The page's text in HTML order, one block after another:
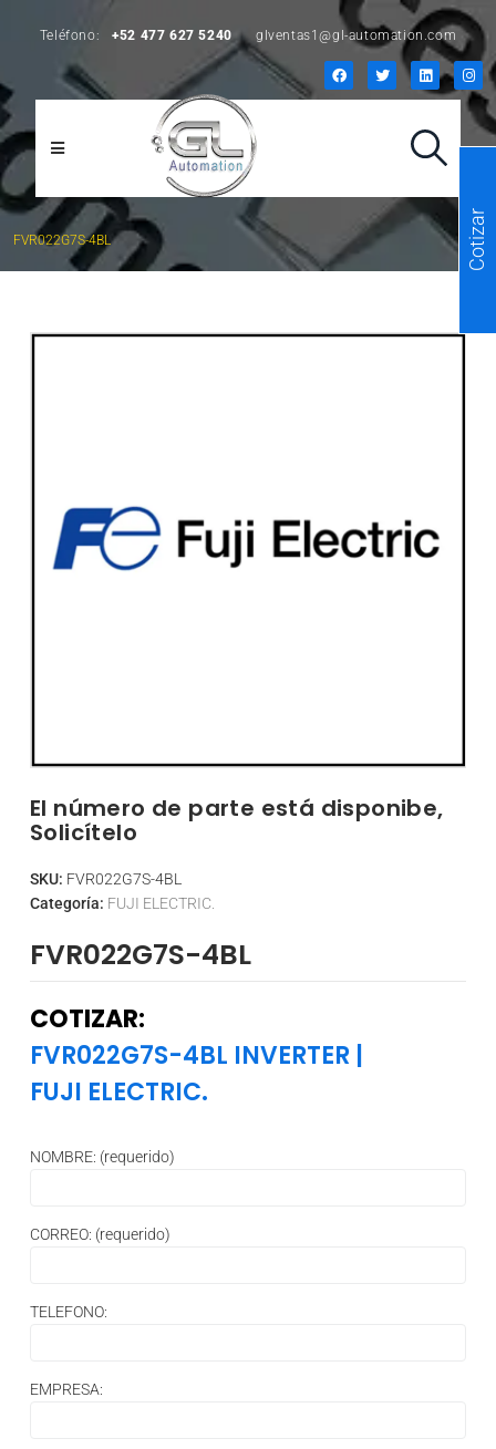
Teléfono: +52 477 627 5240 glventas1@gl-automation.com
FVR022G7S-4BL
El número de parte está disponibe,
Solicítelo
SKU: FVR022G7S-4BL
Categoría: FUJI ELECTRIC.
FVR022G7S-4BL
COTIZAR:
FVR022G7S-4BL INVERTER |
FUJI ELECTRIC.
NOMBRE: (requerido)
CORREO: (requerido)
TELEFONO:
EMPRESA:
Cotizar